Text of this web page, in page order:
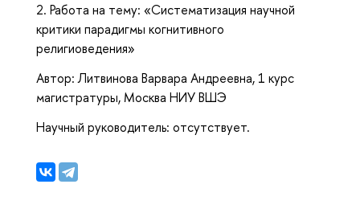
2. Работа на тему: «Систематизация научной
критики парадигмы когнитивного
религиоведения»
Автор: Литвинова Варвара Андреевна, 1 курс
магистратуры, Москва НИУ ВШЭ
Научный руководитель: отсутствует.